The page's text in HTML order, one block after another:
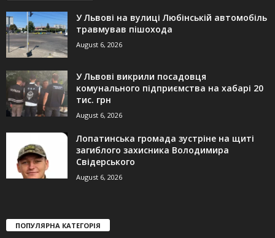
У Львові на вулиці Любінській автомобіль
травмував пішохода
August 6, 2026
У Львові викрили посадовця
комунального підприємства на хабарі 20
тис. грн
August 6, 2026
Лопатинська громада зустріне на щиті
загиблого захисника Володимира
Свідерського
August 6, 2026
ПОПУЛЯРНА КАТЕГОРІЯ